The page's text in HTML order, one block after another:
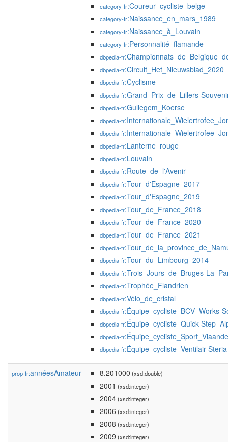
category-fr:Coureur_cycliste_belge
category-fr:Naissance_en_mars_1989
category-fr:Naissance_à_Louvain
category-fr:Personnalité_flamande
dbpedia-fr
dbpedia-fr:Circuit_Het_Nieuwsblad_2020
dbpedia-fr:Cyclisme
dbpedia-fr:Grand_Prix_de_Lillers-
dbpedia-fr:Gullegem_Koerse
dbpedia-fr
dbpedia-fr
dbpedia-fr:Lanterne_rouge
dbpedia-fr:Louvain
dbpedia-fr:Route_de_l'Avenir
dbpedia-fr:Tour_d'Espagne_2017
dbpedia-fr:Tour_d'Espagne_2019
dbpedia-fr:Tour_de_France_2018
dbpedia-fr:Tour_de_France_2020
dbpedia-fr:Tour_de_France_2021
dbpedia-fr
dbpedia-fr:Tour_du_Limbourg_2014
dbpedia-fr:Trois_Jours_de_Bruges-
dbpedia-fr:Trophée_Flandrien
dbpedia-fr:Vélo_de_cristal
dbpedia-fr:Équipe_cycliste_BCV_Works-
dbpedia-fr:Équipe_cycliste_Quick-
dbpedia-fr
dbpedia-fr:Équipe_cycliste_Ventilair-Steria
prop-fr:annéesAmateur 8.201000 (xsd:double)
2001 (xsd:integer)
2004(xsd:integer)
2006 (xsd:integer)
2008 (xsd:integer)
2009 (xsd:integer)